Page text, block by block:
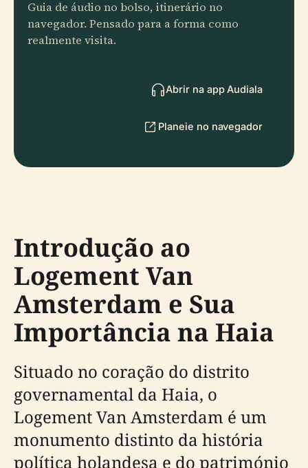
Guia de áudio no bolso, itinerário no
navegador. Pensado para a forma como
realmente visita.
Abrir na app Audiala
Planeie no navegador
Introdução ao
Logement Van
Amsterdam e Sua
Importância na Haia
Situado no coração do distrito
governamental da Haia, o
Logement Van Amsterdam é um
monumento distinto da história
política holandesa e do património